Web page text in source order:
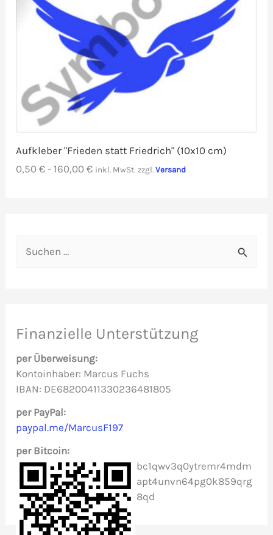
Aufkleber "Frieden statt Friedrich" (10x10 cm)
0,50€ - 160,00€ inkl. MwSt. zzgl.Versand
e
n
a
c
h
:
Finanzielle Unterstützung
per Überweisung:
Kontoinhaber: Marcus Fuchs
IBAN: DE68200411330236481805
per PayPal:
paypal.me/MarcusF197
per Bitcoin:
bc1qwv3q0ytremr4mdm
apt4unvn64pg0k859qrg
8qd